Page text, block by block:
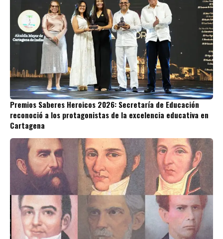
Premios Saberes Heroicos 2026: Secretaría de Educación
reconoció a los protagonistas de la excelencia educativa en
Cartagena